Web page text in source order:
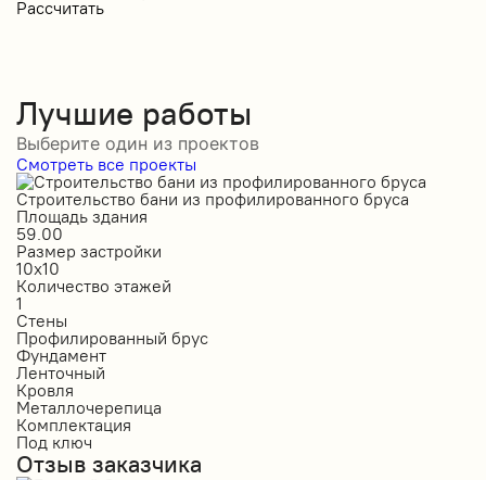
Рассчитать
Лучшие работы
Выберите один из проектов
Смотреть все проекты
Строительство бани из профилированного бруса
Площадь здания
59.00
Размер застройки
10х10
Количество этажей
1
Стены
Профилированный брус
Фундамент
Ленточный
Кровля
Металлочерепица
Комплектация
Под ключ
Отзыв заказчика